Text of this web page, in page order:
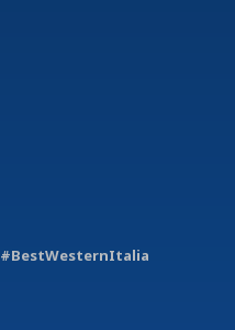
#BestWesternItalia